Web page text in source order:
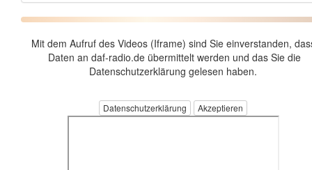
Mit dem Aufruf des Videos (Iframe) sind Sie einverstanden,
Daten an daf-radio.de übermittelt werden und das Sie die
Datenschutzerklärung gelesen haben.
Datenschutzerklärung